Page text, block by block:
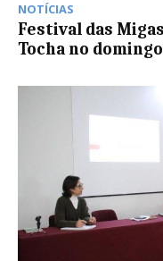
NOTÍCIAS
Festival das
Tocha no